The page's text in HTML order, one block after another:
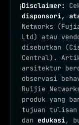
ℹDisclaimer:
disponsori,
Networks
Ltd) atau
disebutkan
Central).
arsitektur
observasi
Ruijie
produk yang
tujuan
dan edukasi,